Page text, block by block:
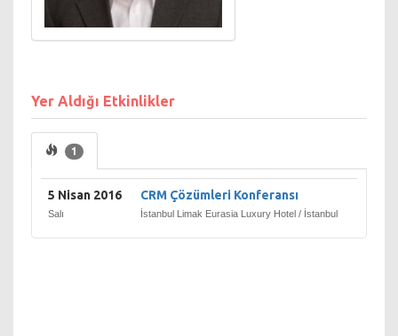
Yer Aldığı Etkinlikler
1
5 Nisan 2016
Salı
CRM Çözümleri Konferansı
İstanbul Limak Eurasia Luxury Hotel / İstanbul